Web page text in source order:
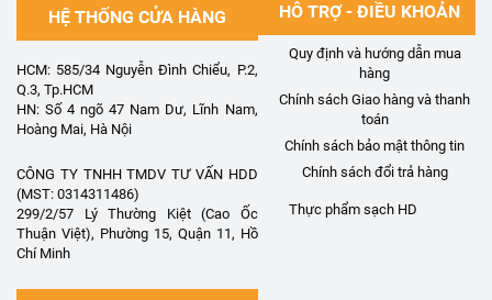
HỆ THỐNG CỬA HÀNG
HCM: 585/34 Nguyễn Đình Chiểu, P.2,
Q.3, Tp.HCM
HN: Số 4 ngõ 47 Nam Dư, Lĩnh Nam,
Hoàng Mai, Hà Nội
CÔNG TY TNHH TMDV TƯ VẤN HDD
(MST: 0314311486)
299/2/57 Lý Thường Kiệt (Cao Ốc
Thuận Việt), Phường 15, Quận 11, Hồ
Chí Minh
HỖ TRỢ - ĐIỀU KHOẢN
Quy định và hướng dẫn mua
hàng
Chính sách Giao hàng và thanh
toán
Chính sách bảo mật thông tin
Chính sách đổi trả hàng
Thực phẩm sạch HD